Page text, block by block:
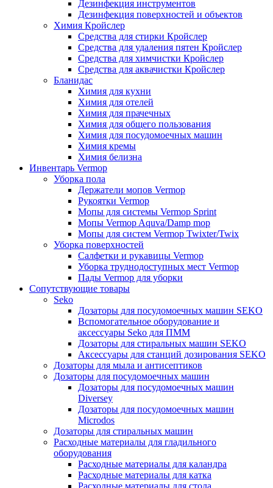
Дезинфекция инструментов
Дезинфекция поверхностей и объектов
Химия Кройслер
Средства для стирки Кройслер
Средства для удаления пятен Кройслер
Средства для химчистки Кройслер
Средства для аквачистки Кройслер
Бланидас
Химия для кухни
Химия для отелей
Химия для прачечных
Химия для общего пользования
Химия для посудомоечных машин
Химия кремы
Химия белизна
Инвентарь Vermop
Уборка пола
Держатели мопов Vermop
Рукоятки Vermop
Мопы для системы Vermop Sprint
Мопы Vermop Aquva/Damp mop
Мопы для систем Vermop Twixter/Twix
Уборка поверхностей
Салфетки и рукавицы Vermop
Уборка труднодоступных мест Vermop
Пады Vermop для уборки
Сопутствующие товары
Seko
Дозаторы для посудомоечных машин SEKO
Вспомогательное оборудование и
аксессуары Seko для ПММ
Дозаторы для стиральных машин SEKO
Аксессуары для станций дозирования SEKO
Дозаторы для мыла и антисептиков
Дозаторы для посудомоечных машин
Дозаторы для посудомоечных машин
Diversey
Дозаторы для посудомоечных машин
Microdos
Дозаторы для стиральных машин
Расходные материалы для гладильного
оборудования
Расходные материалы для каландра
Расходные материалы для катка
Расходные материалы для стола